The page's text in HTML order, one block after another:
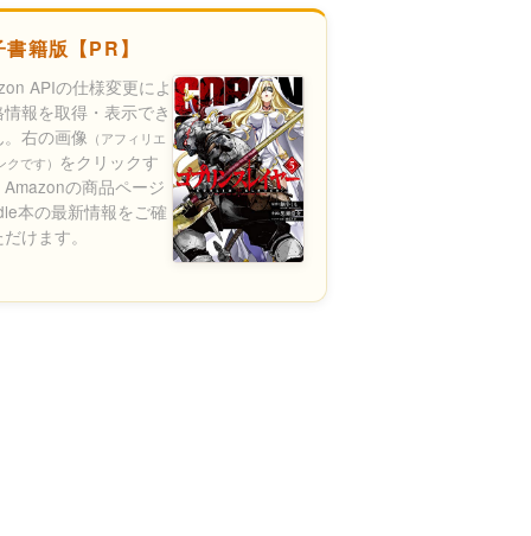
籍版【PR】
APIの仕様変更によ
報を取得・表示でき
右の画像 （アフィリエ
です） をクリックす
の商品ページ
本の最新情報をご確
けます。